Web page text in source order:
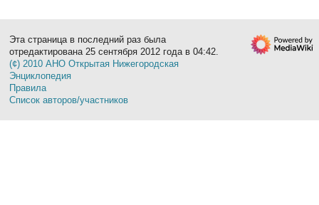
Эта страница в последний раз была
отредактирована 25 сентября 2012 года в 04:42.
(¢) 2010 АНО Открытая Нижегородская
Энциклопедия
Правила
Список авторов/участников